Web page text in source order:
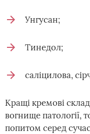
Унгусан;
Тинедол;
саліцилова,
Кращі кремові
вогнище патології,
попитом серед